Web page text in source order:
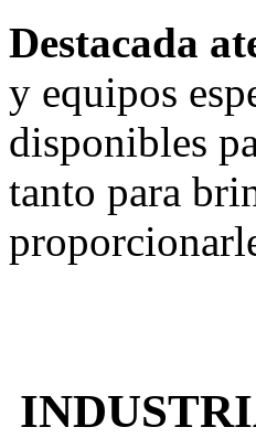
Destacada
y equipos
disponibles
tanto para